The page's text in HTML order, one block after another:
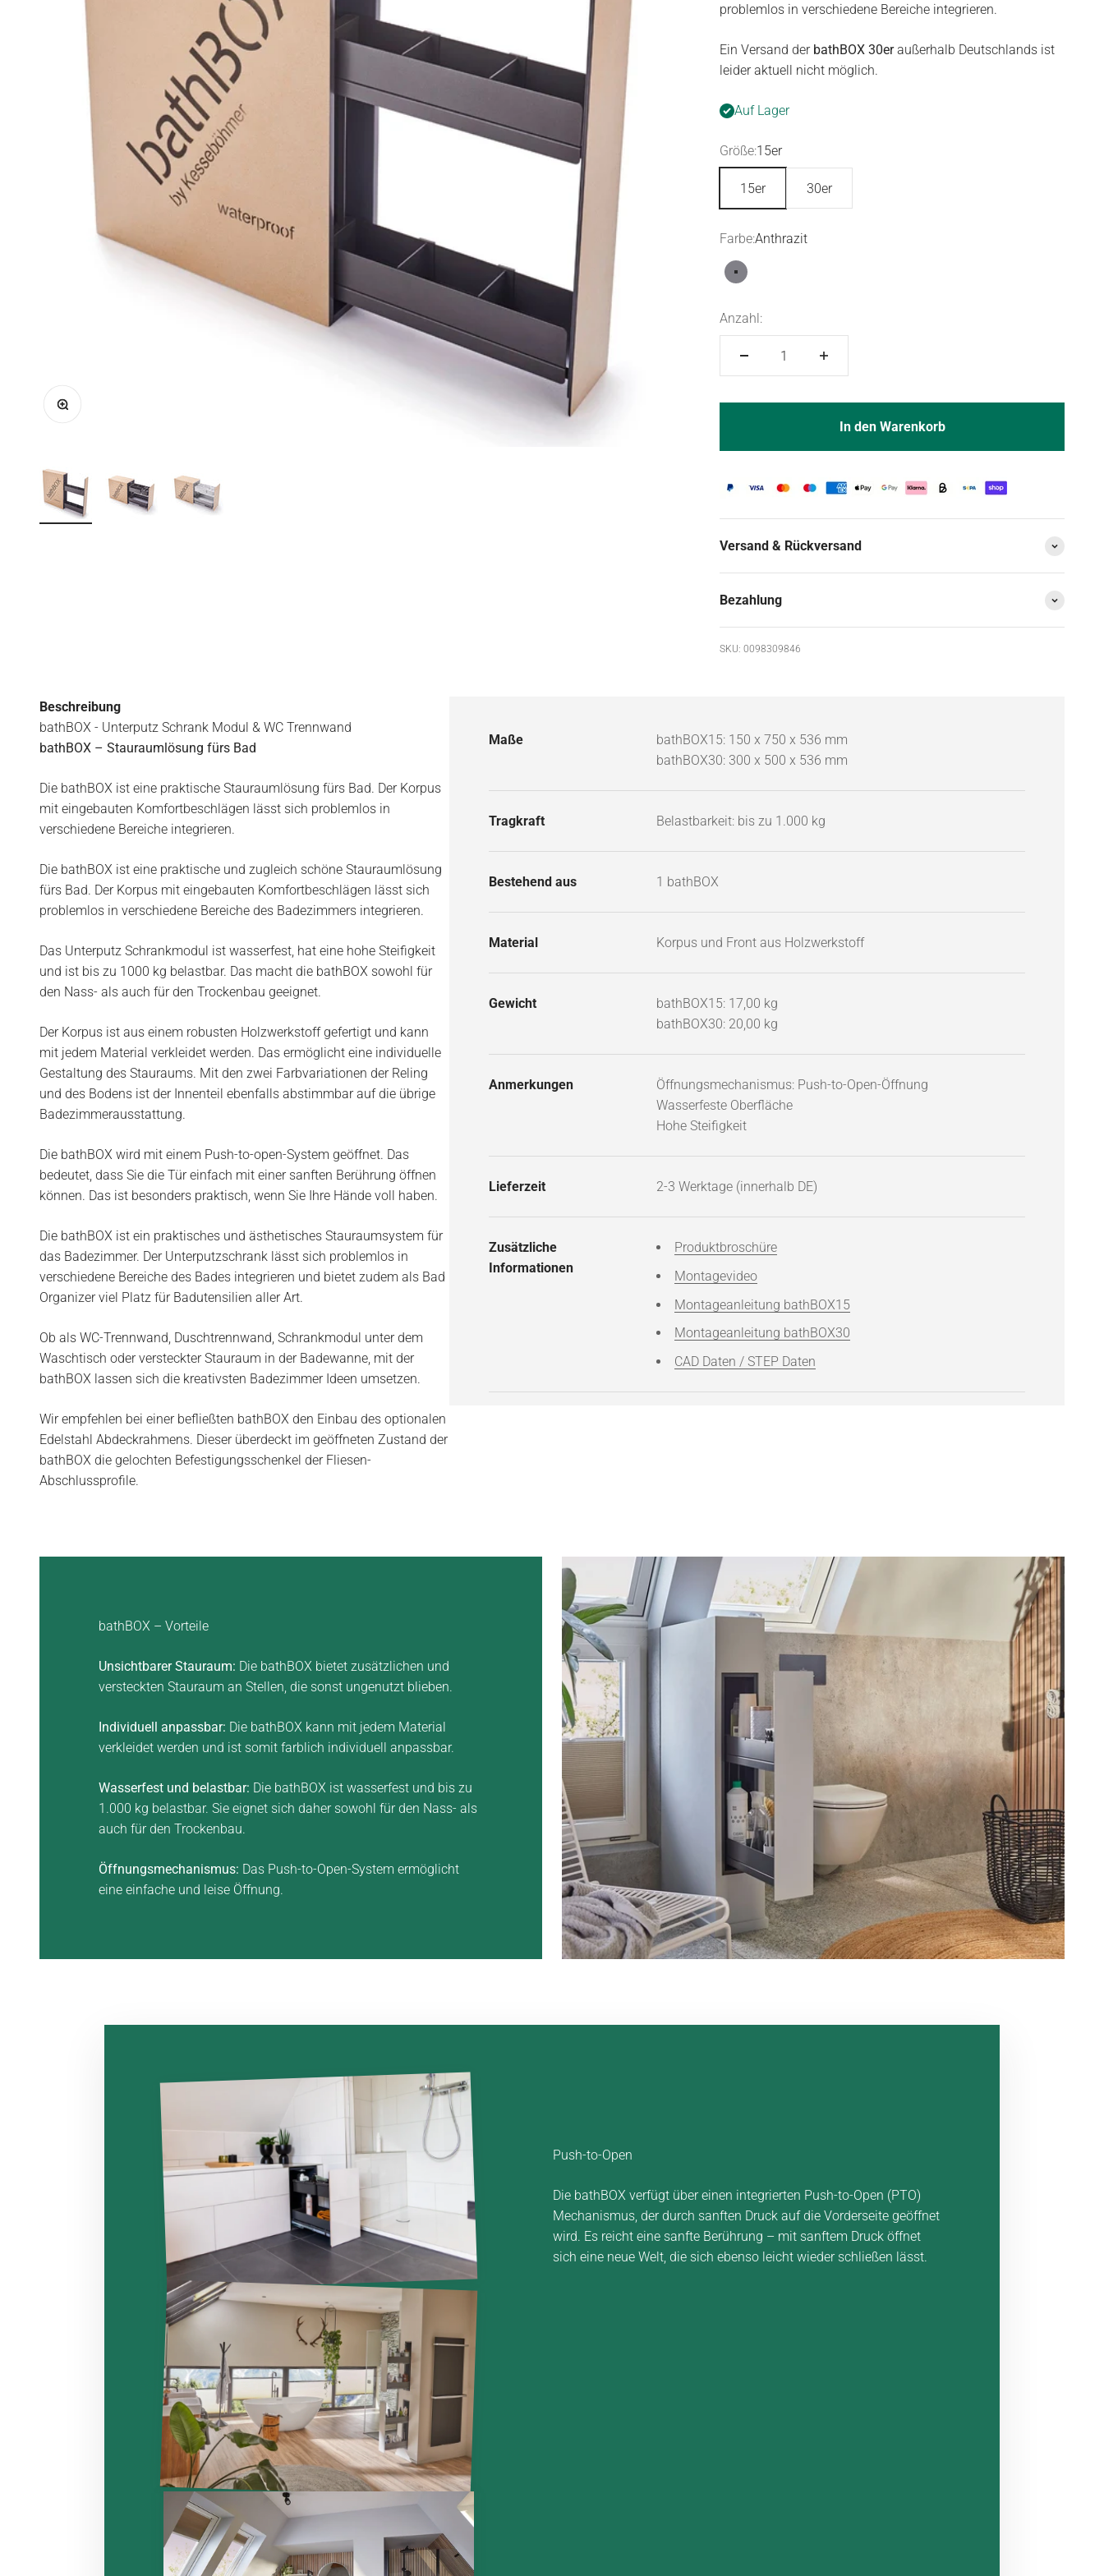
Bild vergrößern
problemlos in verschiedene Bereiche integrieren.
Ein Versand der bathBOX 30eraußerhalb Deutschlands ist
leider aktuell nicht möglich.
Auf Lager
Größe:15er
15er 30er
Farbe:Anthrazit
Anthrazit
Anzahl:
In den Warenkorb
Versand & Rückversand
Bezahlung
SKU: 0098309846
Beschreibung
bathBOX - Unterputz Schrank Modul & WC Trennwand
bathBOX – Stauraumlösung fürs Bad
Die bathBOX ist eine praktische Stauraumlösung fürs Bad. Der Korpus
mit eingebauten Komfortbeschlägen lässt sich problemlos in
verschiedene Bereiche integrieren.
Die bathBOX ist eine praktische und zugleich schöne Stauraumlösung
fürs Bad. Der Korpus mit eingebauten Komfortbeschlägen lässt sich
problemlos in verschiedene Bereiche des Badezimmers integrieren.
Das Unterputz Schrankmodul ist wasserfest, hat eine hohe Steifigkeit
und ist bis zu 1000 kg belastbar. Das macht die bathBOX sowohl für
den Nass- als auch für den Trockenbau geeignet.
Der Korpus ist aus einem robusten Holzwerkstoff gefertigt und kann
mit jedem Material verkleidet werden. Das ermöglicht eine individuelle
Gestaltung des Stauraums. Mit den zwei Farbvariationen der Reling
und des Bodens ist der Innenteil ebenfalls abstimmbar auf die übrige
Badezimmerausstattung.
Die bathBOX wird mit einem Push-to-open-System geöffnet. Das
bedeutet, dass Sie die Tür einfach mit einer sanften Berührung öffnen
können. Das ist besonders praktisch, wenn Sie Ihre Hände voll haben.
Die bathBOX ist ein praktisches und ästhetisches Stauraumsystem für
das Badezimmer. Der Unterputzschrank lässt sich problemlos in
verschiedene Bereiche des Bades integrieren und bietet zudem als Bad
Organizer viel Platz für Badutensilien aller Art.
Ob als WC-Trennwand, Duschtrennwand, Schrankmodul unter dem
Waschtisch oder versteckter Stauraum in der Badewanne, mit der
bathBOX lassen sich die kreativsten Badezimmer Ideen umsetzen.
Wir empfehlen bei einer befließten bathBOX den Einbau des optionalen
Edelstahl Abdeckrahmens. Dieser überdeckt im geöffneten Zustand der
bathBOX die gelochten Befestigungsschenkel der Fliesen-
Abschlussprofile.
Maße
bathBOX15: 150 x 750 x 536 mm
bathBOX30: 300 x 500 x 536 mm
Tragkraft Belastbarkeit: bis zu 1.000 kg
Bestehend aus 1 bathBOX
Material Korpus und Front aus Holzwerkstoff
Gewicht
bathBOX15: 17,00 kg
bathBOX30: 20,00 kg
Anmerkungen
Öffnungsmechanismus: Push-to-Open-Öffnung
Wasserfeste Oberfläche
Hohe Steifigkeit
Lieferzeit 2-3 Werktage (innerhalb DE)
Zusätzliche
Informationen
Produktbroschüre
Montagevideo
Montageanleitung bathBOX15
Montageanleitung bathBOX30
CAD Daten / STEP Daten
bathBOX – Vorteile
Unsichtbarer Stauraum: Die bathBOX bietet zusätzlichen und
versteckten Stauraum an Stellen, die sonst ungenutzt blieben.
Individuell anpassbar: Die bathBOX kann mit jedem Material
verkleidet werden und ist somit farblich individuell anpassbar.
Wasserfest und belastbar: Die bathBOX ist wasserfest und bis zu
1.000 kg belastbar. Sie eignet sich daher sowohl für den Nass- als
auch für den Trockenbau.
Öffnungsmechanismus: Das Push-to-Open-System ermöglicht
eine einfache und leise Öffnung.
Push-to-Open
Die bathBOX verfügt über einen integrierten Push-to-Open (PTO)
Mechanismus, der durch sanften Druck auf die Vorderseite geöffnet
wird. Es reicht eine sanfte Berührung – mit sanftem Druck öffnet
sich eine neue Welt, die sich ebenso leicht wieder schließen lässt.